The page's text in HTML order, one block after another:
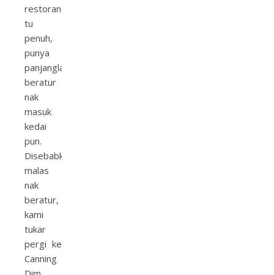
restoran
tu
penuh,
punya
panjanglah
beratur
nak
masuk
kedai
pun.
Disebabkan
malas
nak
beratur,
kami
tukar
pergi ke
Canning